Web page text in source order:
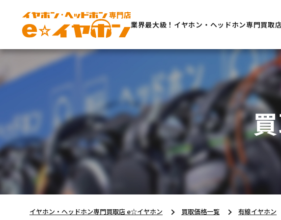
業界最大級！イヤホン・ヘッドホン専門買取
イヤホン・ヘッドホン専門買取店 e☆イヤホン 買取価格一覧 有線イヤホン